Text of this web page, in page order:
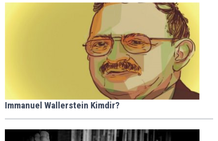
Immanuel Wallerstein Kimdir?